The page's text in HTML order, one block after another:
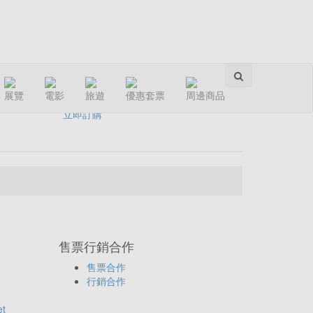
展覽 電影 旅遊 優惠套票 周邊商品
分享：
立即訂購
售票行銷合作
售票合作
行銷合作